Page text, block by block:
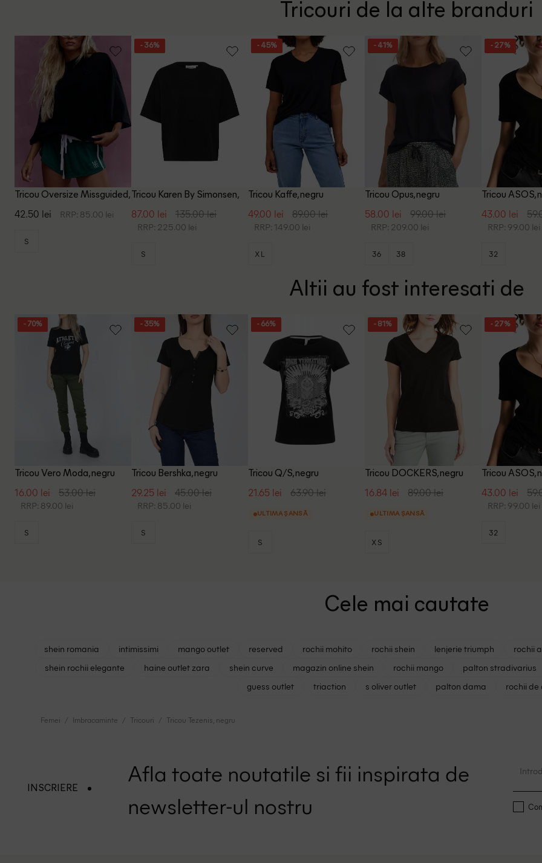
Tricouri de la alte branduri
Tricou Oversize Missguided,
42.50 lei RRP: 85.00 lei
S
- 36%
Tricou Karen By Simonsen,
87.00 lei 135.00 lei
RRP: 225.00 lei
S
- 45%
Tricou Kaffe, negru
49.00 lei 89.00 lei
RRP: 149.00 lei
XL
- 41%
Tricou Opus, negru
58.00 lei 99.00 lei
RRP: 209.00 lei
36 38
- 27%
Tricou ASOS,
43.00 lei
RRP: 99.00 lei
32
Altii au fost interesati de
- 70%
Tricou Vero Moda, negru
16.00 lei 53.00 lei
RRP: 89.00 lei
S
- 35%
Tricou Bershka, negru
29.25 lei 45.00 lei
RRP: 85.00 lei
S
- 66%
Tricou Q/S, negru
21.65 lei 63.90 lei
ULTIMA ȘANSĂ
S
- 81%
Tricou DOCKERS, negru
16.84 lei 89.00 lei
ULTIMA ȘANSĂ
XS
- 27%
Tricou ASOS,
43.00 lei
RRP: 99.00 lei
32
Cele mai cautate
shein romania intimissimi mango outlet reserved rochii mohito rochii shein lenjerie triumph rochii
shein rochii elegante
haine outlet zara shein curve magazin online shein rochii mango palton stradivarius
guess outlet
triaction s oliver outlet palton dama rochii de
Femei Imbracaminte Tricouri Tricou Tezenis, negru
INSCRIERE
Afla toate noutatile si fii inspirata de
newsletter-ul nostru